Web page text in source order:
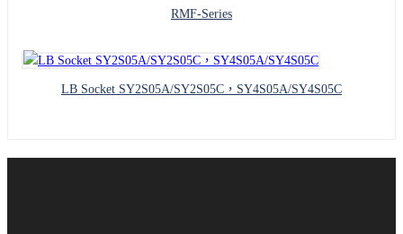
RMF-Series
LB Socket SY2S05A/SY2S05C，SY4S05A/SY4S05C